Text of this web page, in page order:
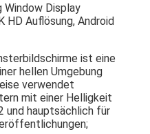
Window Display
HD Auflösung, Android
ist eine
hellen Umgebung
verwendet
mit einer Helligkeit
und hauptsächlich für